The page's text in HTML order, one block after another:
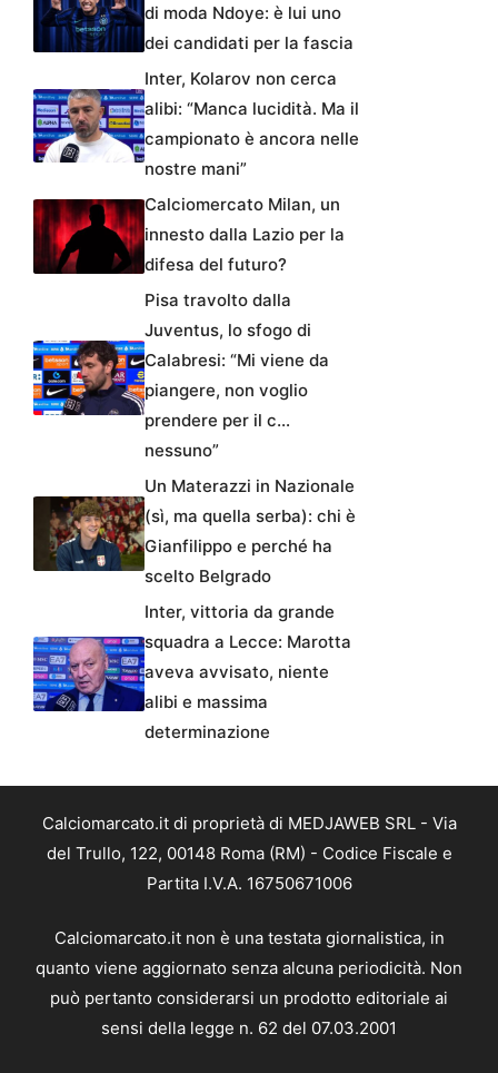
di moda Ndoye: è lui uno
dei candidati per la fascia
Inter, Kolarov non cerca
alibi: “Manca lucidità. Ma il
campionato è ancora nelle
nostre mani”
Calciomercato Milan, un
innesto dalla Lazio per la
difesa del futuro?
Pisa travolto dalla
Juventus, lo sfogo di
Calabresi: “Mi viene da
piangere, non voglio
prendere per il c…
nessuno”
Un Materazzi in Nazionale
(sì, ma quella serba): chi è
Gianfilippo e perché ha
scelto Belgrado
Inter, vittoria da grande
squadra a Lecce: Marotta
aveva avvisato, niente
alibi e massima
determinazione
Calciomarcato.it di proprietà di MEDJAWEB SRL - Via
del Trullo, 122, 00148 Roma (RM) - Codice Fiscale e
Partita I.V.A. 16750671006
Calciomarcato.it non è una testata giornalistica, in
quanto viene aggiornato senza alcuna periodicità. Non
può pertanto considerarsi un prodotto editoriale ai
sensi della legge n. 62 del 07.03.2001